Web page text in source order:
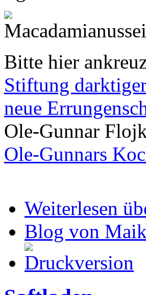
Bitte hier
Stiftung
neue
Ole-Gunnar
Ole-Gunnars
Weiterlesen
Blog von Maik